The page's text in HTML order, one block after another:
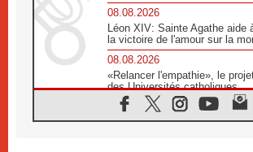
08.08.2026
Léon XIV: Sainte Agathe aide
la victoire de l'amour sur la
08.08.2026
«Relancer l'empathie», le
des Universités catholiques
08.08.2026
Signis 2026, donner la parole